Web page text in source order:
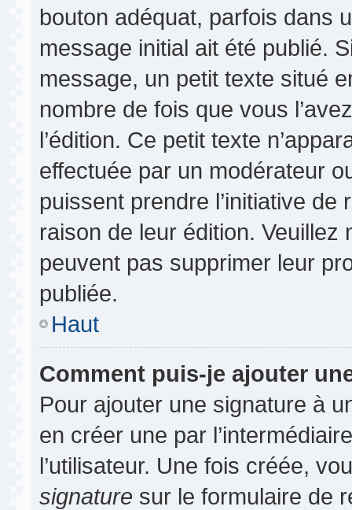
bouton adéquat, parfois dans
message initial ait été publié.
message, un petit texte situé
nombre de fois que vous
l’édition. Ce petit texte
effectuée par un modérateur
puissent prendre l’initiative
raison de leur édition.
peuvent pas supprimer leur
publiée.
Haut
Comment puis-je ajouter
Pour ajouter une signature à
en créer une par
l’utilisateur. Une fois créée,
signature sur le formulaire de